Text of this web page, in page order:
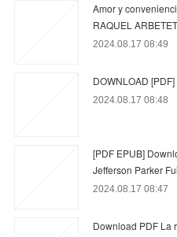
Amor y
RAQUEL
2024.08.17 08:49
DOWNLOAD
2024.08.17 08:48
[PDF EPUB]
Jefferson Parker
2024.08.17 08:47
Download PDF La